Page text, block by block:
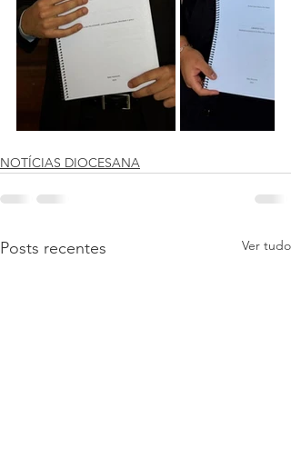
NOTÍCIAS DIOCESANA
Posts recentes Ver tudo